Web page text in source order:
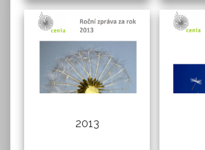
2013